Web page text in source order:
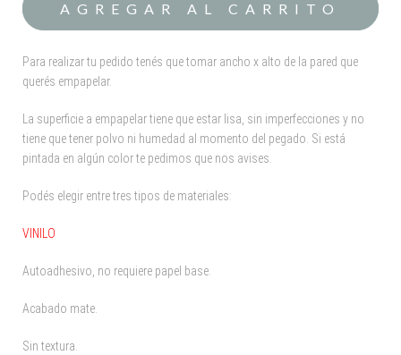
Para realizar tu pedido tenés que tomar ancho x alto de la pared que
querés empapelar.
La superficie a empapelar tiene que estar lisa, sin imperfecciones y no
tiene que tener polvo ni humedad al momento del pegado. Si está
pintada en algún color te pedimos que nos avises.
Podés elegir entre tres tipos de materiales:
VINILO
Autoadhesivo, no requiere papel base.
Acabado mate.
Sin textura.